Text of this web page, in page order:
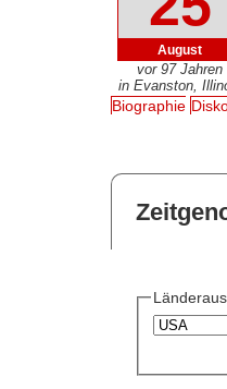
August
vor 97 Jahren
in Evanston,
Biographie